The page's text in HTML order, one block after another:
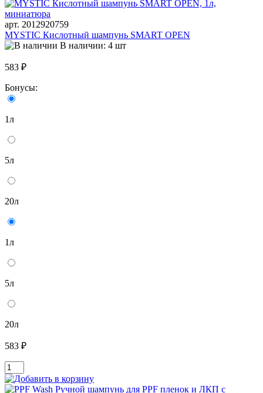
арт. 2012920759
MYSTIC Кислотный шампунь SMART OPEN
В наличии: 4 шт
583 ₽
Бонусы:
1л
5л
20л
1л
5л
20л
583 ₽